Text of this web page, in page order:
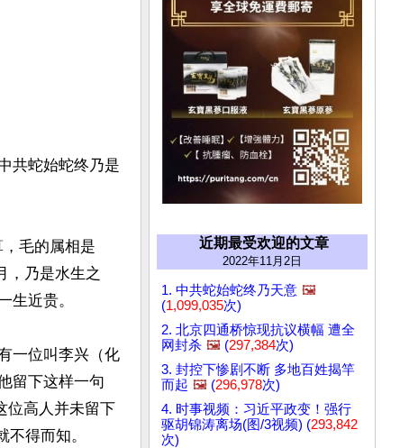
共蛇始蛇终乃是
毛的属相是
，乃是水生之
生近贵。
一位叫李兴（化
留下这样一句
位高人并未留下
不得而知。
近期最受欢迎的文章
2022年11月2日
1. 中共蛇始蛇终乃天意 🖼️
(1,099,035次)
2. 北京四通桥惊现抗议横幅 遭全
网封杀 🖼️ (297,384次)
3. 封控下惨剧不断 多地百姓揭竿
而起 🖼️ (296,978次)
4. 时事视频：习近平政变！强行
驱胡锦涛离场(图/3视频) (293,842
次)